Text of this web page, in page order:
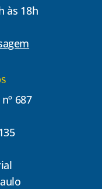
às 18h
687